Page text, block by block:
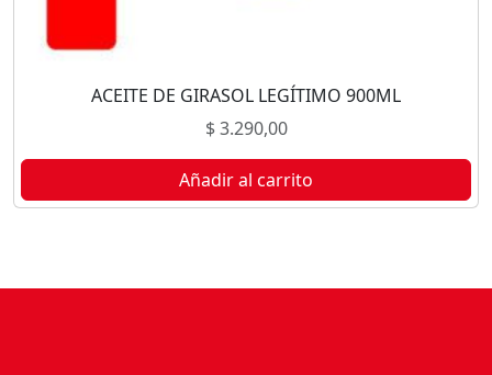
ACEITE DE GIRASOL LEGÍTIMO 900ML
$3.290,00
Añadir al carrito